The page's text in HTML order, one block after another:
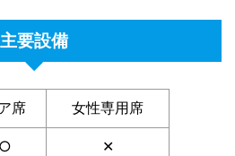
主要設備
席 女性専用席
○ ✕